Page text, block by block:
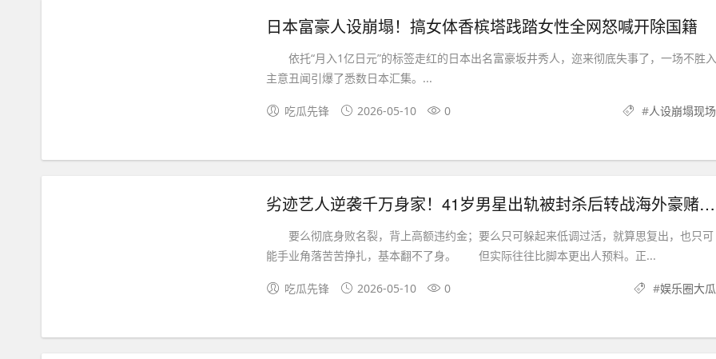
日本富豪人设崩塌！搞女体香槟塔践踏女性全网怒喊开除国籍
依托“月入1亿日元”的标签走红的日本出名富豪坂井秀人，迩来彻底失事了，一场不胜入
主意丑闻引爆了悉数日本汇集。...
吃瓜先锋 2026-05-10 0 #人设崩塌现场
劣迹艺人逆袭千万身家！41岁男星出轨被封杀后转战海外豪赌扑克
要么彻底身败名裂，背上高额违约金；要么只可躲起来低调过活，就算思复出，也只可
能手业角落苦苦挣扎，基本翻不了身。 但实际往往比脚本更出人预料。正...
吃瓜先锋 2026-05-10 0 #娱乐圈大瓜